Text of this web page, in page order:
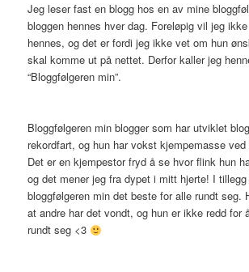
Jeg leser fast en blogg hos en av mine
bloggen hennes hver dag. Foreløpig vil jeg
hennes, og det er fordi jeg ikke vet om hun
skal komme ut på nettet. Derfor kaller jeg
“Bloggfølgeren min”.
Bloggfølgeren min blogger som har utviklet
rekordfart, og hun har vokst kjempemasse
Det er en kjempestor fryd å se hvor flink hun
og det mener jeg fra dypet i mitt hjerte! I
bloggfølgeren min det beste for alle rundt seg.
at andre har det vondt, og hun er ikke redd for
rundt seg <3